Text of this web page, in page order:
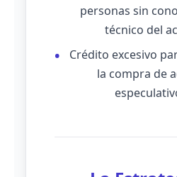
personas sin
técnico del
Crédito excesivo
la compra de